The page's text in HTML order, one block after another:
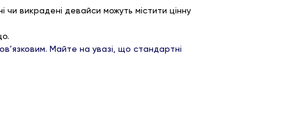
викрадені девайси можуть містити цінну
Майте на увазі, що стандартні